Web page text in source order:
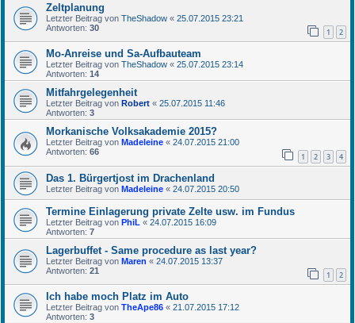
Zeltplanung
Letzter Beitrag von TheShadow « 25.07.2015 23:21
Antworten: 30 1 2
Mo-Anreise und Sa-Aufbauteam
Letzter Beitrag von TheShadow « 25.07.2015 23:14
Antworten: 14
Mitfahrgelegenheit
Letzter Beitrag von Robert « 25.07.2015 11:46
Antworten: 3
Morkanische Volksakademie 2015?
Letzter Beitrag von Madeleine « 24.07.2015 21:00
Antworten: 66 1 2 3 4
Das 1. Bürgertjost im Drachenland
Letzter Beitrag von Madeleine « 24.07.2015 20:50
Termine Einlagerung private Zelte usw. im Fundus
Letzter Beitrag von PhiL « 24.07.2015 16:09
Antworten: 7
Lagerbuffet - Same procedure as last year?
Letzter Beitrag von Maren « 24.07.2015 13:37
Antworten: 21 1 2
Ich habe moch Platz im Auto
Letzter Beitrag von TheApe86 « 21.07.2015 17:12
Antworten: 3